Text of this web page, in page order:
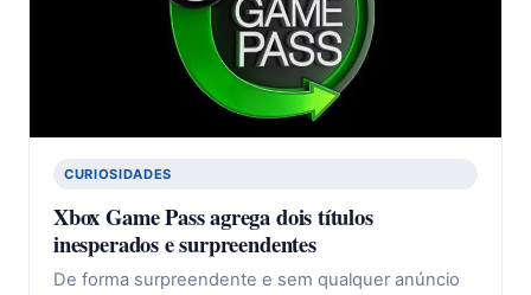
CURIOSIDADES
Xbox Game Pass agrega dois títulos
inesperados e surpreendentes
De forma surpreendente e sem qualquer anúncio